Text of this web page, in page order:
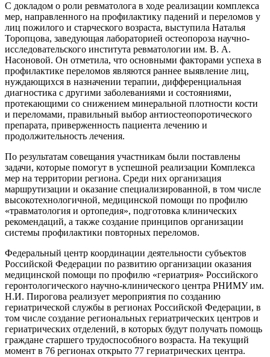
С докладом о роли ревматолога в ходе реализации комплекса
мер, направленного на профилактику падений и переломов у
лиц пожилого и старческого возраста, выступила Наталья
Торопцова, заведующая лабораторией остеопороза научно-
исследовательского института ревматологии им. В. А.
Насоновой. Он отметила, что основными факторами успеха в
профилактике переломов являются раннее выявление лиц,
нуждающихся в назначении терапии, дифференциальная
диагностика с другими заболеваниями и состояниями,
протекающими со снижением минеральной плотности кости
и переломами, правильный выбор антиостеопоротического
препарата, приверженность пациента лечению и
продолжительность лечения.
По результатам совещания участникам были поставлены
задачи, которые помогут в успешной реализации Комплекса
мер на территории региона. Среди них организация
маршрутизации и оказание специализированной, в том числе
высокотехнологичной, медицинской помощи по профилю
«травматология и ортопедия», подготовка клинических
рекомендаций, а также создание принципов организации
системы профилактики повторных переломов.
Федеральный центр координации деятельности субъектов
Российской Федерации по развитию организации оказания
медицинской помощи по профилю «гериатрия» Российского
геронтологического научно-клинического центра РНИМУ им.
Н.И. Пирогова реализует мероприятия по созданию
гериатрической службы в регионах Российской Федерации, в
том числе создание региональных гериатрических центров и
гериатрических отделений, в которых будут получать помощь
граждане старшего трудоспособного возраста. На текущий
момент в 76 регионах открыто 77 гериатрических центра.